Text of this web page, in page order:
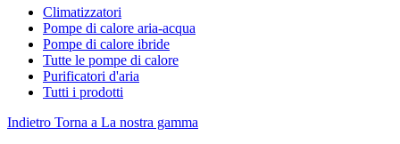
Climatizzatori
Pompe di calore aria-acqua
Pompe di calore ibride
Tutte le pompe di calore
Purificatori d'aria
Tutti i prodotti
Indietro Torna a La nostra gamma